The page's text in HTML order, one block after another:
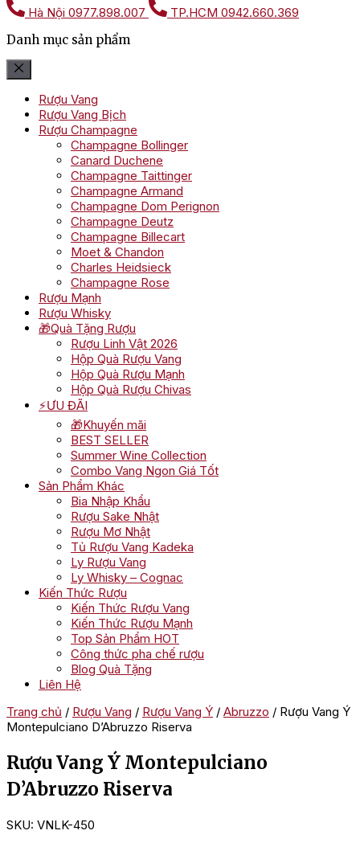
Hà Nội 0977.898.007 TP.HCM 0942.660.369
Danh mục sản phẩm
Rượu Vang
Rượu Vang Bịch
Rượu Champagne
Champagne Bollinger
Canard Duchene
Champagne Taittinger
Champagne Armand
Champagne Dom Perignon
Champagne Deutz
Champagne Billecart
Moet & Chandon
Charles Heidsieck
Champagne Rose
Rượu Mạnh
Rượu Whisky
🎁Quà Tặng Rượu
Rượu Linh Vật 2026
Hộp Quà Rượu Vang
Hộp Quà Rượu Mạnh
Hộp Quà Rượu Chivas
⚡ƯU ĐÃI
🎁Khuyến mãi
BEST SELLER
Summer Wine Collection
Combo Vang Ngon Giá Tốt
Sản Phẩm Khác
Bia Nhập Khẩu
Rượu Sake Nhật
Rượu Mơ Nhật
Tủ Rượu Vang Kadeka
Ly Rượu Vang
Ly Whisky – Cognac
Kiến Thức Rượu
Kiến Thức Rượu Vang
Kiến Thức Rượu Mạnh
Top Sản Phẩm HOT
Công thức pha chế rượu
Blog Quà Tặng
Liên Hệ
Trang chủ / Rượu Vang / Rượu Vang Ý / Abruzzo / Rượu Vang Ý
Montepulciano D’Abruzzo Riserva
Rượu Vang Ý Montepulciano
D’Abruzzo Riserva
SKU: VNLK-450